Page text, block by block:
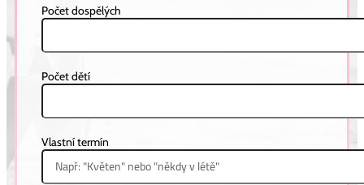
Počet dospělých
Počet dětí
Vlastní termín